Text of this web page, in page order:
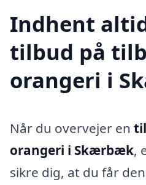
Indhent
tilbud på
orangeri i
Når du overvejer en
orangeri i Skærbæk,
sikre dig, at du får